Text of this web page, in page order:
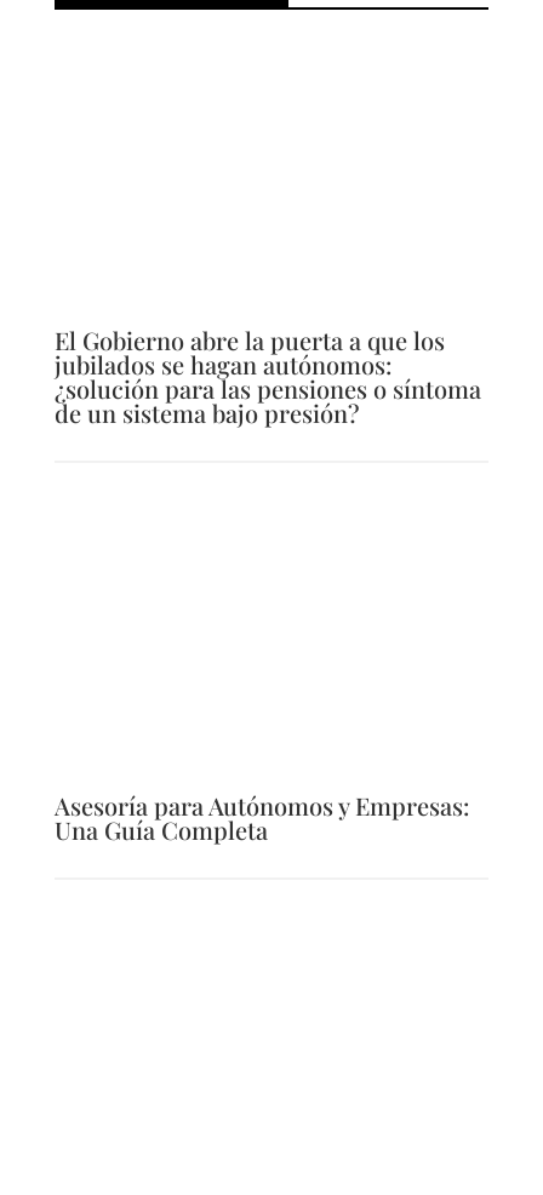
El Gobierno abre la puerta a que los
jubilados se hagan autónomos:
¿solución para las pensiones o síntoma
de un sistema bajo presión?
Asesoría para Autónomos y Empresas:
Una Guía Completa